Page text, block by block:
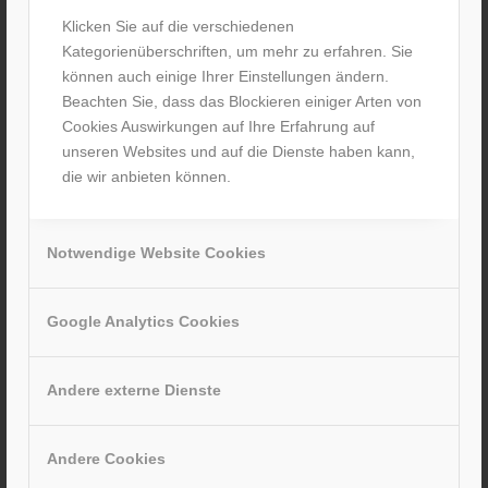
Klicken Sie auf die verschiedenen
Kategorienüberschriften, um mehr zu erfahren. Sie
können auch einige Ihrer Einstellungen ändern.
Beachten Sie, dass das Blockieren einiger Arten von
Cookies Auswirkungen auf Ihre Erfahrung auf
unseren Websites und auf die Dienste haben kann,
die wir anbieten können.
Notwendige Website Cookies
Google Analytics Cookies
Andere externe Dienste
Andere Cookies
Elektromobil für Senioren mit LFP Akku – Trinidad
Seniorenmobil mit LFP Akku